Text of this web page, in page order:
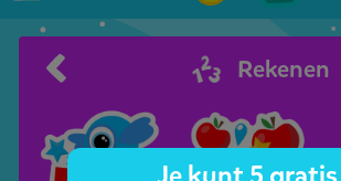
Rekenen